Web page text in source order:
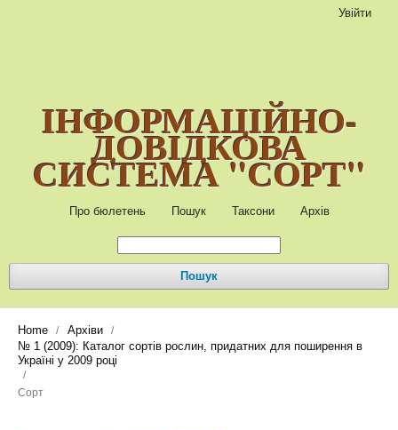
ІНФОРМАЦІЙНО-
ДОВІДКОВА
СИСТЕМА "СОРТ"
Про бюлетень Пошук Таксони Архів
Пошук
Увійти
Home / Архіви /
№ 1 (2009): Каталог сортів рослин, придатних для поширення в
Україні у 2009 році
/
Сорт